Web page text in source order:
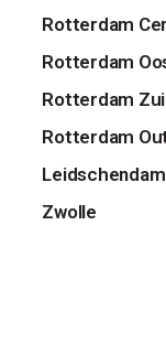
Rotterdam
Rotterdam
Rotterdam
Rotterdam
Leidschendam
Zwolle